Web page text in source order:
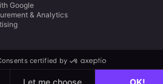
telefónica?
deprospección telefónicaes un
. Es una herramienta
aumentar la eficiencia.